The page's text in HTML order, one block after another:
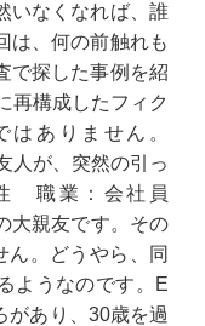
いなくなれば、誰
は、何の前触れも
で探した事例を紹
再構成したフィク
ありません。
人が、突然の引っ
職業：会社員
大親友です。その
ん。どうやら、同
ようなのです。E
があり、30歳を過